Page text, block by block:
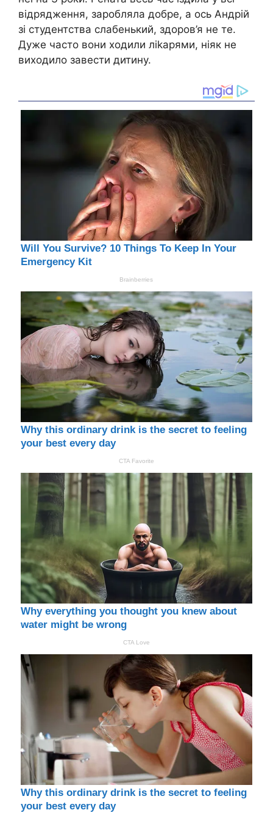
відрядження, заробляла добре, а ось Андрій
зі студентства слабенький, здоров’я не те.
Дуже часто вони ходили ліkарями, ніяк не
виходило завести дитину.